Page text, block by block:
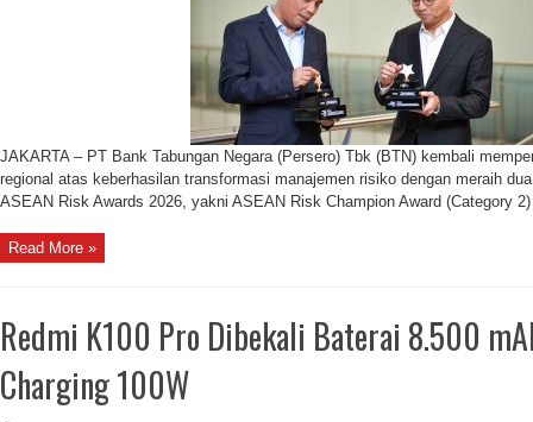
JAKARTA – PT Bank Tabungan Negara (Persero) Tbk (BTN) kembali
regional atas keberhasilan transformasi manajemen risiko dengan meraih
ASEAN Risk Awards 2026, yakni ASEAN Risk Champion Award (Category
Read More »
Redmi K100 Pro Dibekali Baterai 8.500
Charging 100W